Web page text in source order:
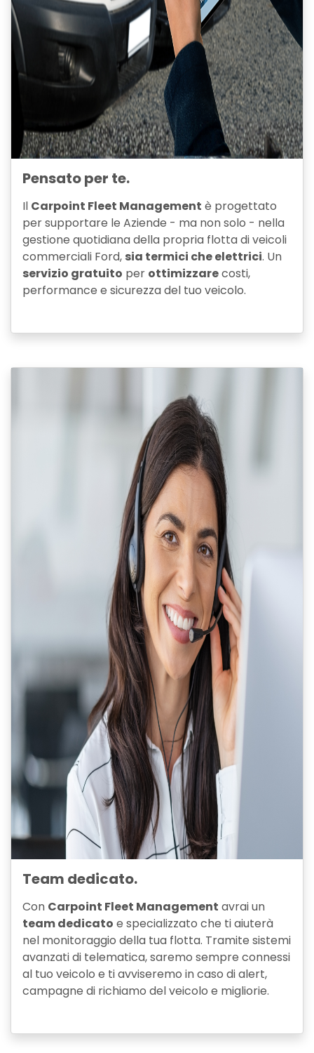
Pensato per te.
Il Carpoint Fleet Management è progettato
per supportare le Aziende - ma non solo - nella
gestione quotidiana della propria flotta di veicoli
commerciali Ford, sia termici che elettrici. Un
servizio gratuito per ottimizzarecosti,
performance e sicurezza del tuo veicolo.
Team dedicato.
Con Carpoint Fleet Management avrai un
team dedicato e specializzato che ti aiuterà
nel monitoraggio della tua flotta. Tramite sistemi
avanzati di telematica, saremo sempre connessi
al tuo veicolo e ti avviseremo in caso di alert,
campagne di richiamo del veicolo e migliorie.